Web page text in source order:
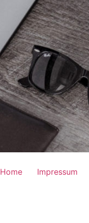
Home Impressum